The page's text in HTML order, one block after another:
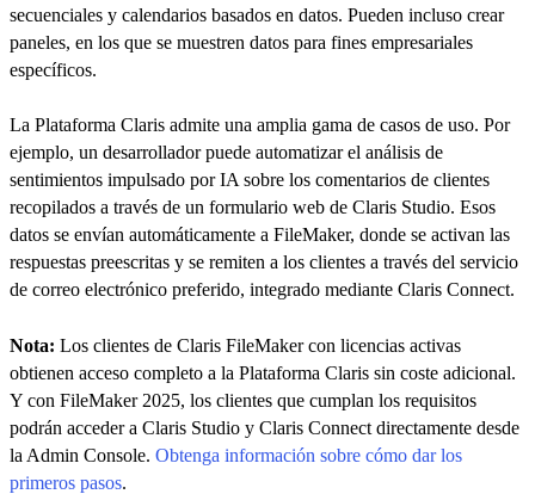
secuenciales y calendarios basados en datos. Pueden incluso crear
paneles, en los que se muestren datos para fines empresariales
específicos.
La Plataforma Claris admite una amplia gama de casos de uso. Por
ejemplo, un desarrollador puede automatizar el análisis de
sentimientos impulsado por IA sobre los comentarios de clientes
recopilados a través de un formulario web de Claris Studio. Esos
datos se envían automáticamente a FileMaker, donde se activan las
respuestas preescritas y se remiten a los clientes a través del servicio
de correo electrónico preferido, integrado mediante Claris Connect.
Nota: Los clientes de Claris FileMaker con licencias activas
obtienen acceso completo a la Plataforma Claris sin coste adicional.
Y con FileMaker 2025, los clientes que cumplan los requisitos
podrán acceder a Claris Studio y Claris Connect directamente desde
la Admin Console. Obtenga información sobre cómo dar los
primeros pasos.